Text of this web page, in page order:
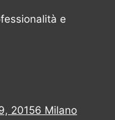
e
20156 Milano